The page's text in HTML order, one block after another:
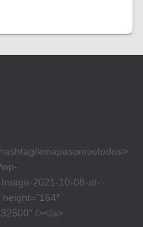
emapasomostodos>
2021-10-08-at-
/></a>